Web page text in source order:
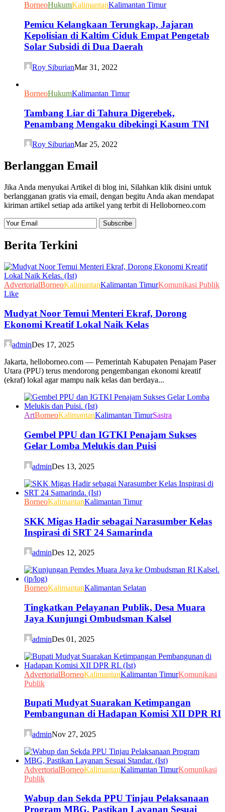
BorneoHukumKalimantanKalimantan Timur
Pemicu Kelangkaan Terungkap, Jajaran
Kepolisian di Kaltim Ciduk Empat Pengetab
Solar Subsidi di Dua Daerah
Roy SiburianMar 31, 2022
BorneoHukumKalimantan Timur
Tambang Liar di Tahura Digerebek,
Penambang Mengaku dibekingi Kasum TNI
Roy SiburianMar 25, 2022
Berlanggan Email
Jika Anda menyukai Artikel di blog ini, Silahkan klik disini untuk
berlangganan gratis via email, dengan begitu Anda akan mendapat
kiriman artikel setiap ada artikel yang terbit di Helloborneo.com
Berita Terkini
AdvertorialBorneoKalimantanKalimantan TimurKomunikasi Publik
Like
Mudyat Noor Temui Menteri Ekraf, Dorong
Ekonomi Kreatif Lokal Naik Kelas
adminDes 17, 2025
Jakarta, helloborneo.com — Pemerintah Kabupaten Penajam Paser
Utara (PPU) terus mendorong pengembangan ekonomi kreatif
(ekraf) lokal agar mampu naik kelas dan berdaya...
ArtBorneoKalimantanKalimantan TimurSastra
Gembel PPU dan IGTKI Penajam Sukses
Gelar Lomba Melukis dan Puisi
adminDes 13, 2025
BorneoKalimantanKalimantan Timur
SKK Migas Hadir sebagai Narasumber Kelas
Inspirasi di SRT 24 Samarinda
adminDes 12, 2025
BorneoKalimantanKalimantan Selatan
Tingkatkan Pelayanan Publik, Desa Muara
Jaya Kunjungi Ombudsman Kalsel
adminDes 01, 2025
AdvertorialBorneoKalimantanKalimantan TimurKomunikasi
Publik
Bupati Mudyat Suarakan Ketimpangan
Pembangunan di Hadapan Komisi XII DPR RI
adminNov 27, 2025
AdvertorialBorneoKalimantanKalimantan TimurKomunikasi
Publik
Wabup dan Sekda PPU Tinjau Pelaksanaan
Program MBG, Pastikan Layanan Sesuai